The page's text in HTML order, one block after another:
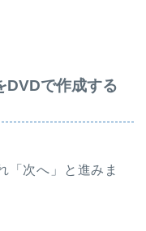
DVDで作成する
「次へ」と進みま